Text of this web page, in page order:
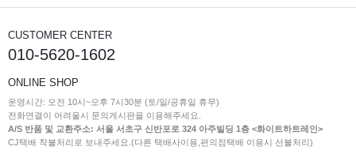
CUSTOMER CENTER
010-5620-1602
ONLINE SHOP
운영시간: 오전 10시~오후 7시30분 (토/일/공휴일 휴무)
전화연결이 어려울시 문의게시판을 이용해주세요.
A/S 반품 및 교환주소: 서울 서초구 신반포로 324 아주빌딩 1층 <화이트하트레인>
CJ택배 착불처리로 보내주세요.(다른 택배사이용,편의점택배 이용시 선불처리)